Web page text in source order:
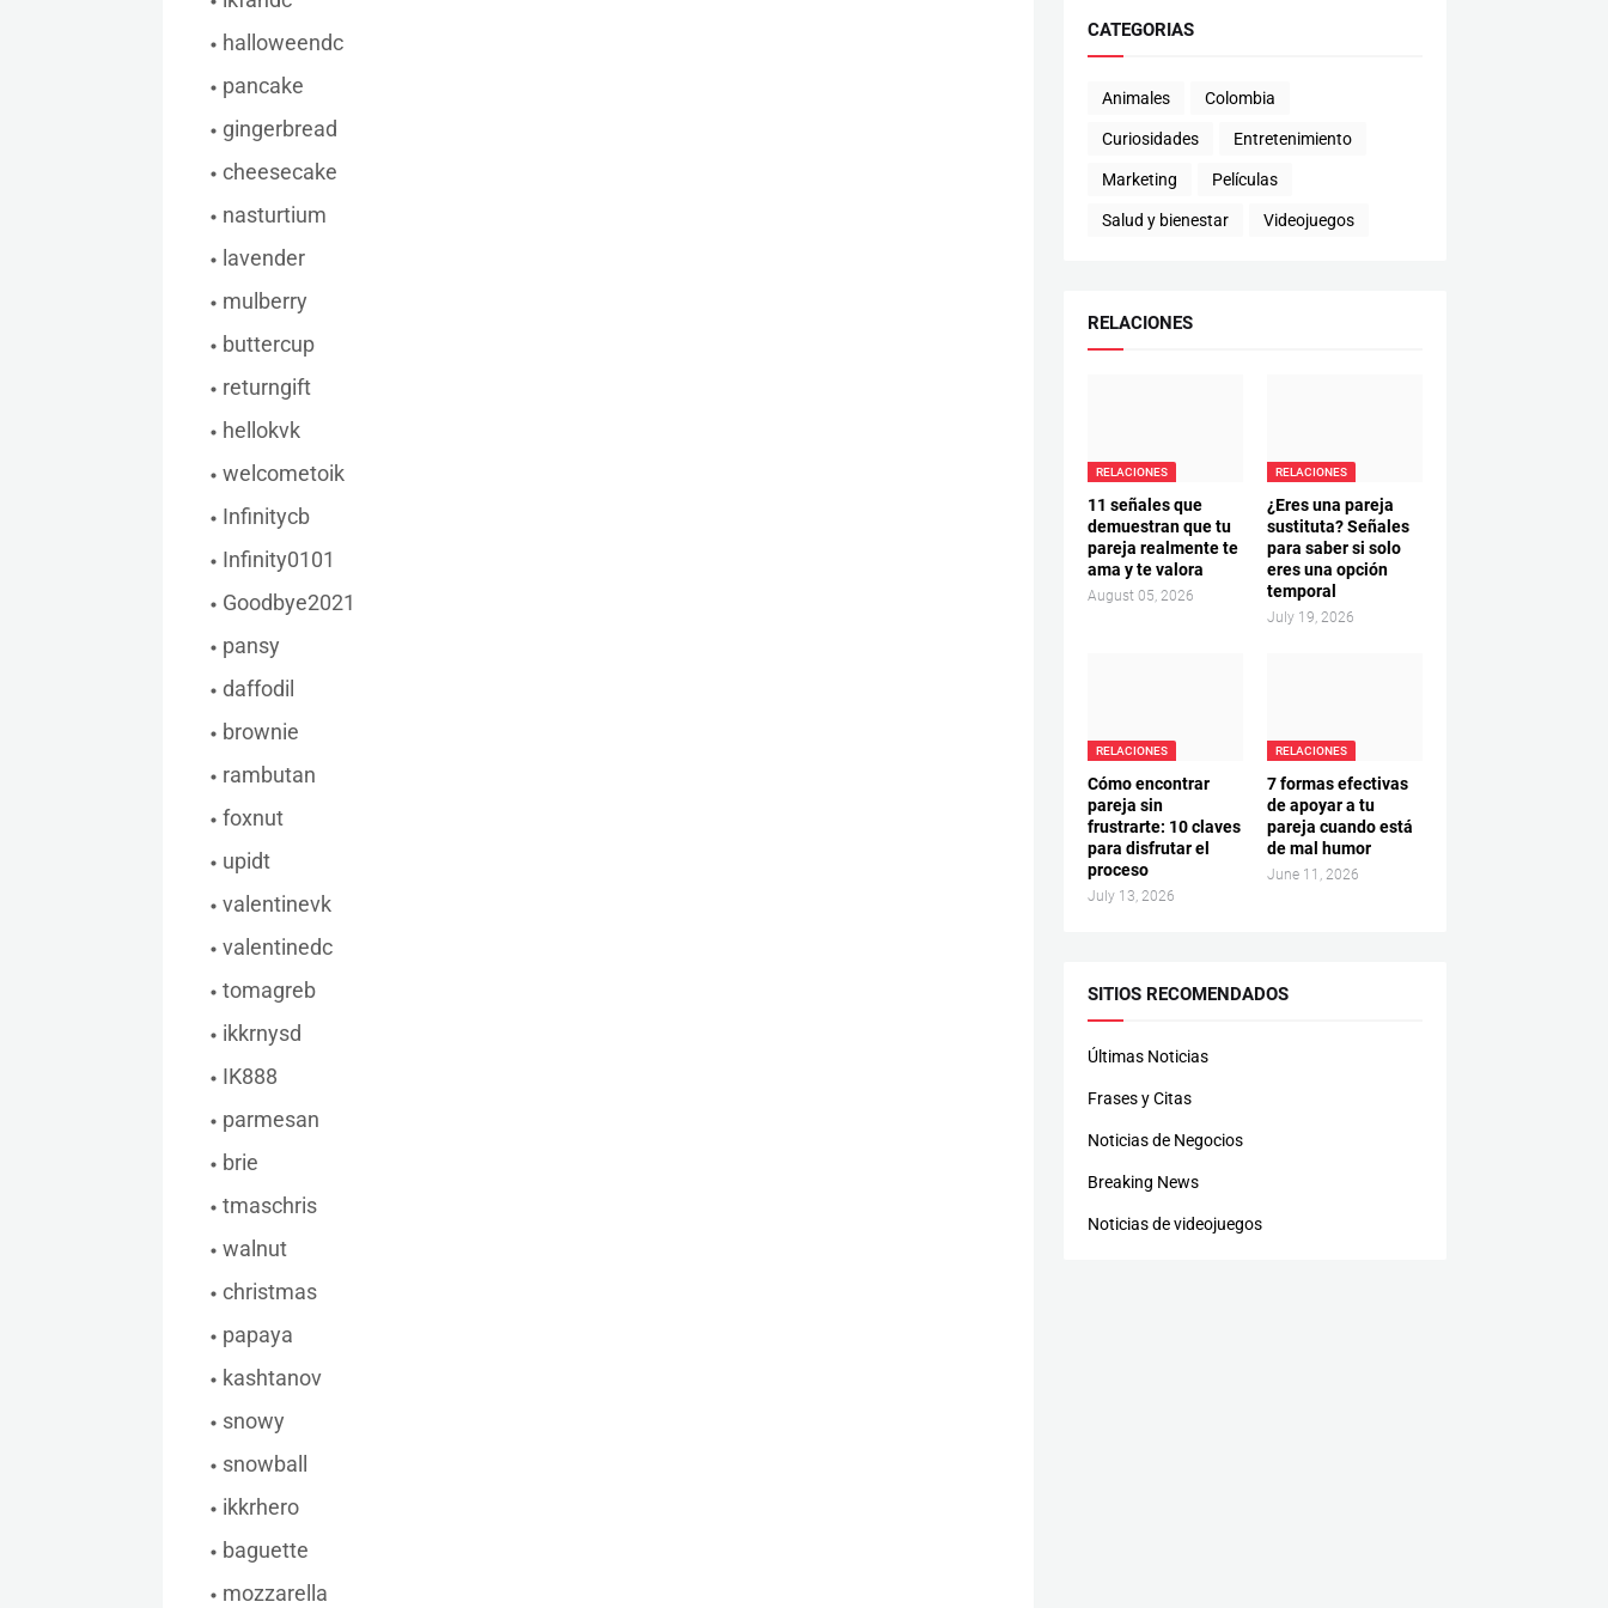
halloweendc
pancake
gingerbread
cheesecake
nasturtium
lavender
mulberry
buttercup
returngift
hellokvk
welcometoik
Infinitycb
Infinity0101
Goodbye2021
pansy
daffodil
brownie
rambutan
foxnut
upidt
valentinevk
valentinedc
tomagreb
ikkrnysd
IK888
parmesan
brie
tmaschris
walnut
christmas
papaya
kashtanov
snowy
snowball
ikkrhero
baguette
mozzarella
CATEGORIAS
Animales Colombia
Curiosidades Entretenimiento
Marketing Películas
Salud y bienestar Videojuegos
RELACIONES
RELACIONES
11 señales que
demuestran que tu
pareja realmente te
ama y te valora
August 05, 2026
RELACIONES
¿Eres una pareja
sustituta? Señales
para saber si solo
eres una opción
temporal
July 19, 2026
RELACIONES
Cómo encontrar
pareja sin
frustrarte: 10 claves
para disfrutar el
proceso
July 13, 2026
RELACIONES
7 formas efectivas
de apoyar a tu
pareja cuando está
de mal humor
June 11, 2026
SITIOS RECOMENDADOS
Últimas Noticias
Frases y Citas
Noticias de Negocios
Breaking News
Noticias de videojuegos